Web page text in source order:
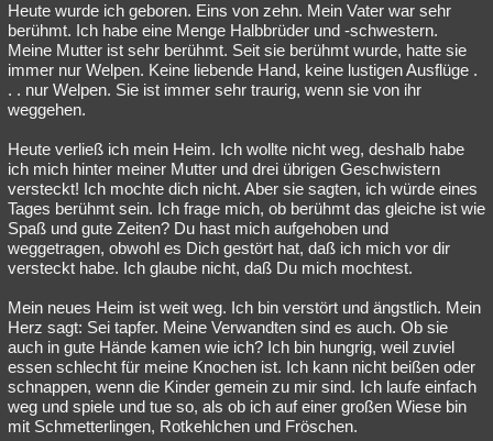
Heute wurde ich geboren. Eins von zehn. Mein Vater war sehr
berühmt. Ich habe eine Menge Halbbrüder und -schwestern.
Meine Mutter ist sehr berühmt. Seit sie berühmt wurde, hatte sie
immer nur Welpen. Keine liebende Hand, keine lustigen Ausflüge .
. . nur Welpen. Sie ist immer sehr traurig, wenn sie von ihr
weggehen.
Heute verließ ich mein Heim. Ich wollte nicht weg, deshalb habe
ich mich hinter meiner Mutter und drei übrigen Geschwistern
versteckt! Ich mochte dich nicht. Aber sie sagten, ich würde eines
Tages berühmt sein. Ich frage mich, ob berühmt das gleiche ist wie
Spaß und gute Zeiten? Du hast mich aufgehoben und
weggetragen, obwohl es Dich gestört hat, daß ich mich vor dir
versteckt habe. Ich glaube nicht, daß Du mich mochtest.
Mein neues Heim ist weit weg. Ich bin verstört und ängstlich. Mein
Herz sagt: Sei tapfer. Meine Verwandten sind es auch. Ob sie
auch in gute Hände kamen wie ich? Ich bin hungrig, weil zuviel
essen schlecht für meine Knochen ist. Ich kann nicht beißen oder
schnappen, wenn die Kinder gemein zu mir sind. Ich laufe einfach
weg und spiele und tue so, als ob ich auf einer großen Wiese bin
mit Schmetterlingen, Rotkehlchen und Fröschen.